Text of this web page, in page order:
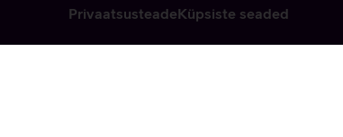
PrivaatsusteadeKüpsiste seaded